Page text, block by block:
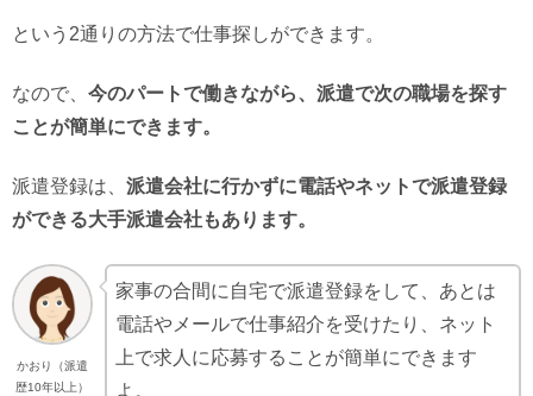
という2通りの方法で仕事探しができます。
なので、 今のパートで働きながら、派遣で次の職場を探す
ことが簡単にできます。
派遣登録は、 派遣会社に行かずに電話やネットで派遣登録
ができる大手派遣会社もあります。
かおり（派遣
歴10年以上）
家事の合間に自宅で派遣登録をして、あとは
電話やメールで仕事紹介を受けたり、ネット
上で求人に応募することが簡単にできます
よ。